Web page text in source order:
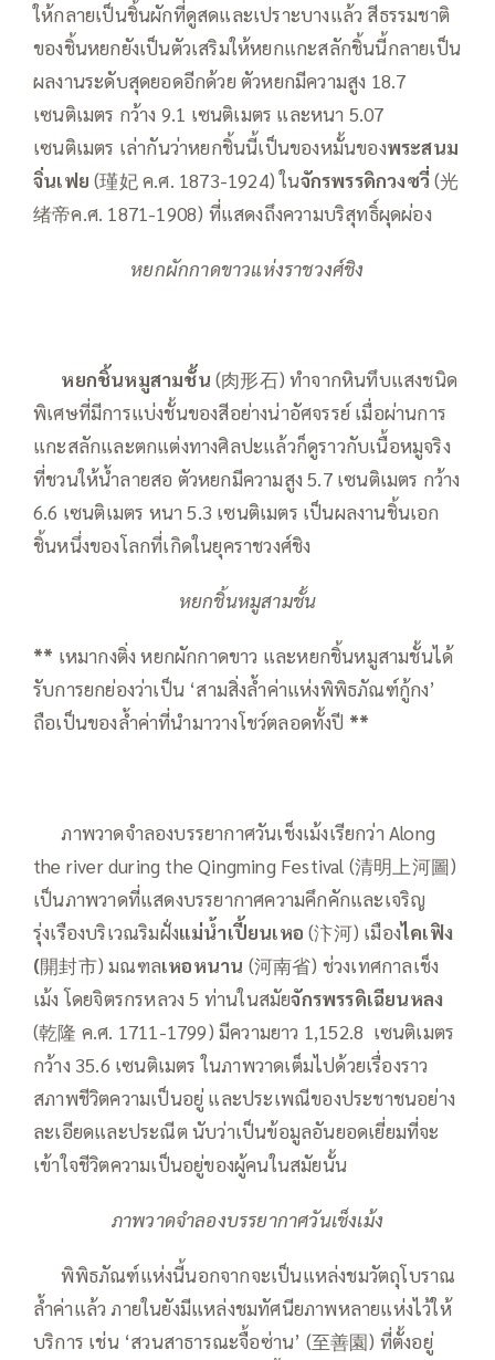
ให้กลายเป็นชิ้นผักที่ดูสดและเปราะบางแล้ว สีธรรมชาติ
ของชิ้นหยกยังเป็นตัวเสริมให้หยกแกะสลักชิ้นนี้กลายเป็น
ผลงานระดับสุดยอดอีกด้วย ตัวหยกมีความสูง 18.7
เซนติเมตร กว้าง 9.1 เซนติเมตร และหนา 5.07
เซนติเมตร เล่ากันว่าหยกชิ้นนี้เป็นของหมั้นของพระสนม
จิ่นเฟย (瑾妃 ค.ศ. 1873-1924) ในจักรพรรดิกวงซวี่(光
绪帝ค.ศ. 1871-1908) ที่แสดงถึงความบริสุทธิ์ผุดผ่อง
หยกผักกาดขาวแห่งราชวงศ์ชิง
หยกชิ้นหมูสามชั้น (肉形石) ทำจากหินทึบแสงชนิด
พิเศษที่มีการแบ่งชั้นของสีอย่างน่าอัศจรรย์ เมื่อผ่านการ
แกะสลักและตกแต่งทางศิลปะแล้วก็ดูราวกับเนื้อหมูจริง
ที่ชวนให้น้ำลายสอ ตัวหยกมีความสูง 5.7 เซนติเมตร กว้าง
6.6 เซนติเมตร หนา 5.3 เซนติเมตร เป็นผลงานชิ้นเอก
ชิ้นหนึ่งของโลกที่เกิดในยุคราชวงศ์ชิง
หยกชิ้นหมูสามชั้น
** เหมากงติ่ง หยกผักกาดขาว และหยกชิ้นหมูสามชั้นได้
รับการยกย่องว่าเป็น ‘สามสิ่งล้ำค่าแห่งพิพิธภัณฑ์กู้กง’
ถือเป็นของล้ำค่าที่นำมาวางโชว์ตลอดทั้งปี **
—–ภาพวาดจำลองบรรยากาศวันเช็งเม้งเรียกว่า Along
the river during the Qingming Festival (清明上河圖)
เป็นภาพวาดที่แสดงบรรยากาศความคึกคักและเจริญ
รุ่งเรืองบริเวณริมฝั่งแม่น้ำเปี้ยนเหอ (汴河) เมืองไคเฟิง
(開封市) มณฑลเหอหนาน (河南省) ช่วงเทศกาลเช็ง
เม้ง โดยจิตรกรหลวง 5 ท่านในสมัยจักรพรรดิเฉียนหลง
(乾隆 ค.ศ. 1711-1799) มีความยาว 1,152.8 เซนติเมตร
กว้าง 35.6 เซนติเมตร ในภาพวาดเต็มไปด้วยเรื่องราว
สภาพชีวิตความเป็นอยู่ และประเพณีของประชาชนอย่าง
ละเอียดและประณีต นับว่าเป็นข้อมูลอันยอดเยี่ยมที่จะ
เข้าใจชีวิตความเป็นอยู่ของผู้คนในสมัยนั้น
ภาพวาดจำลองบรรยากาศวันเช็งเม้ง
—–พิพิธภัณฑ์แห่งนี้นอกจากจะเป็นแหล่งชมวัตถุโบราณ
ล้ำค่าแล้ว ภายในยังมีแหล่งชมทัศนียภาพหลายแห่งไว้ให้
บริการ เช่น ‘สวนสาธารณะจื้อซ่าน’ (至善園) ที่ตั้งอยู่